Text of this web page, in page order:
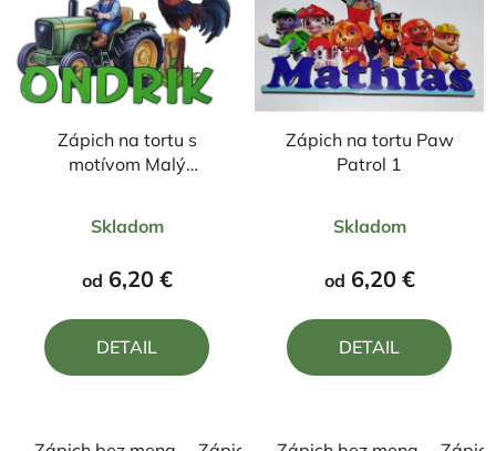
Zápich na tortu s
motívom Malý
hodnotenie
produktu
5,0
z
Skladom
od 6,20 €
DETAIL
Zápich na tortu Paw
Patrol 1
hodnotenie
produktu
5,0
z
Skladom
od 6,20 €
DETAIL